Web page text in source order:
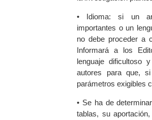
• Idioma: si un
importantes o un
no debe proceder a
Informará a los
lenguaje dificultoso
autores para que,
parámetros exigibles
• Se ha de
tablas, su